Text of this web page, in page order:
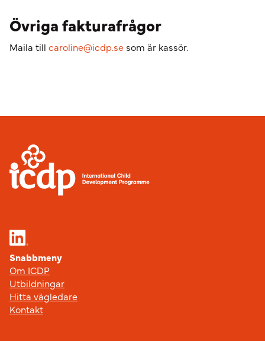
Övriga fakturafrågor
Maila till caroline@icdp.se som är kassör.
Sidfot
Snabbmeny
Om ICDP
Utbildningar
Hitta vägledare
Kontakt